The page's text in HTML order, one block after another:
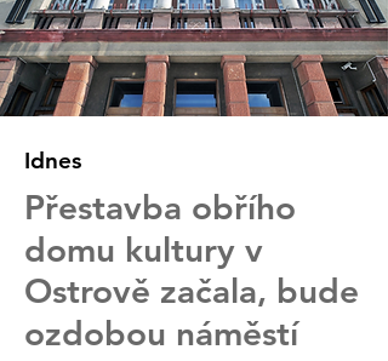
Idnes
Přestavba obřího
domu kultury v
Ostrově začala, bude
ozdobou náměstí